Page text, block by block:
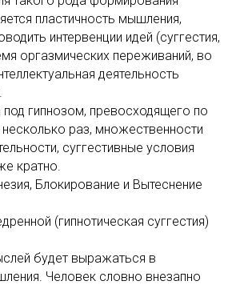
пластичность мышления,
интервенции идей (суггестия,
оргазмических переживаний, во
деятельность
гипнозом, превосходящего по
раз, множественности
суггестивные условия
кратно.
Блокирование и Вытеснение
(гипнотическая суггестия)
будет выражаться в
Человек словно внезапно